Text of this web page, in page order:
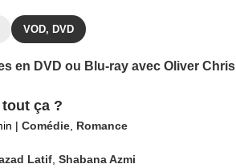
VOD, DVD
en DVD ou Blu-ray avec Oliver Chris
ça ?
| Comédie, Romance
Latif, Shabana Azmi